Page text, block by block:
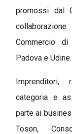
promossi dal
Commercio di
Padova e Udine.
Imprenditori,
categoria e
parte ai
Toson,